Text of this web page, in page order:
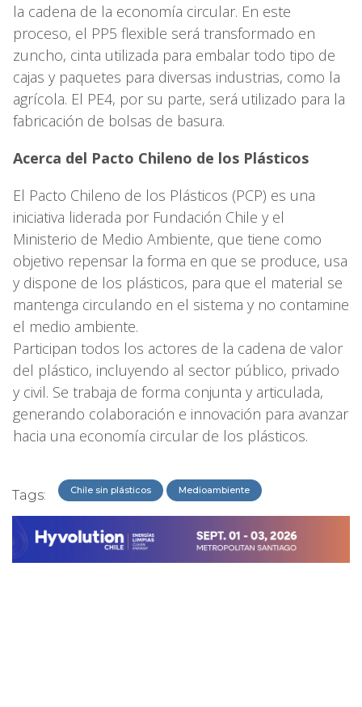
la cadena de la economía circular. En este
proceso, el PP5 flexible será transformado en
zuncho, cinta utilizada para embalar todo tipo de
cajas y paquetes para diversas industrias, como la
agrícola. El PE4, por su parte, será utilizado para la
fabricación de bolsas de basura.
Acerca del Pacto Chileno de los Plásticos
El Pacto Chileno de los Plásticos (PCP) es una
iniciativa liderada por Fundación Chile y el
Ministerio de Medio Ambiente, que tiene como
objetivo repensar la forma en que se produce, usa
y dispone de los plásticos, para que el material se
mantenga circulando en el sistema y no contamine
el medio ambiente.
Participan todos los actores de la cadena de valor
del plástico, incluyendo al sector público, privado
y civil. Se trabaja de forma conjunta y articulada,
generando colaboración e innovación para avanzar
hacia una economía circular de los plásticos.
Tags: Chile sin plásticos Medioambiente